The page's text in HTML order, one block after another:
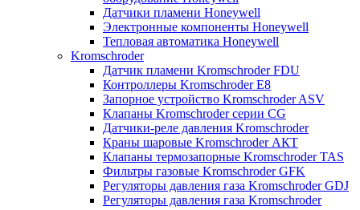
Датчики пламени Honeywell
Электронные компоненты Honeywell
Тепловая автоматика Honeywell
Kromschroder
Датчик пламени Kromschroder FDU
Контроллеры Kromschroder E8
Запорное устройство Kromschroder ASV
Клапаны Kromschroder серии CG
Датчики-реле давления Kromschroder
Краны шаровые Kromschroder АКТ
Клапаны термозапорные Kromschroder TAS
Фильтры газовые Kromschroder GFK
Регуляторы давления газа Kromschroder GDJ
Регуляторы давления газа Kromschroder